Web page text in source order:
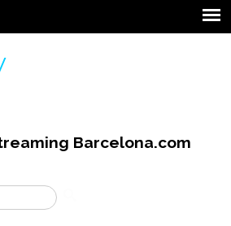
Barcelona.com